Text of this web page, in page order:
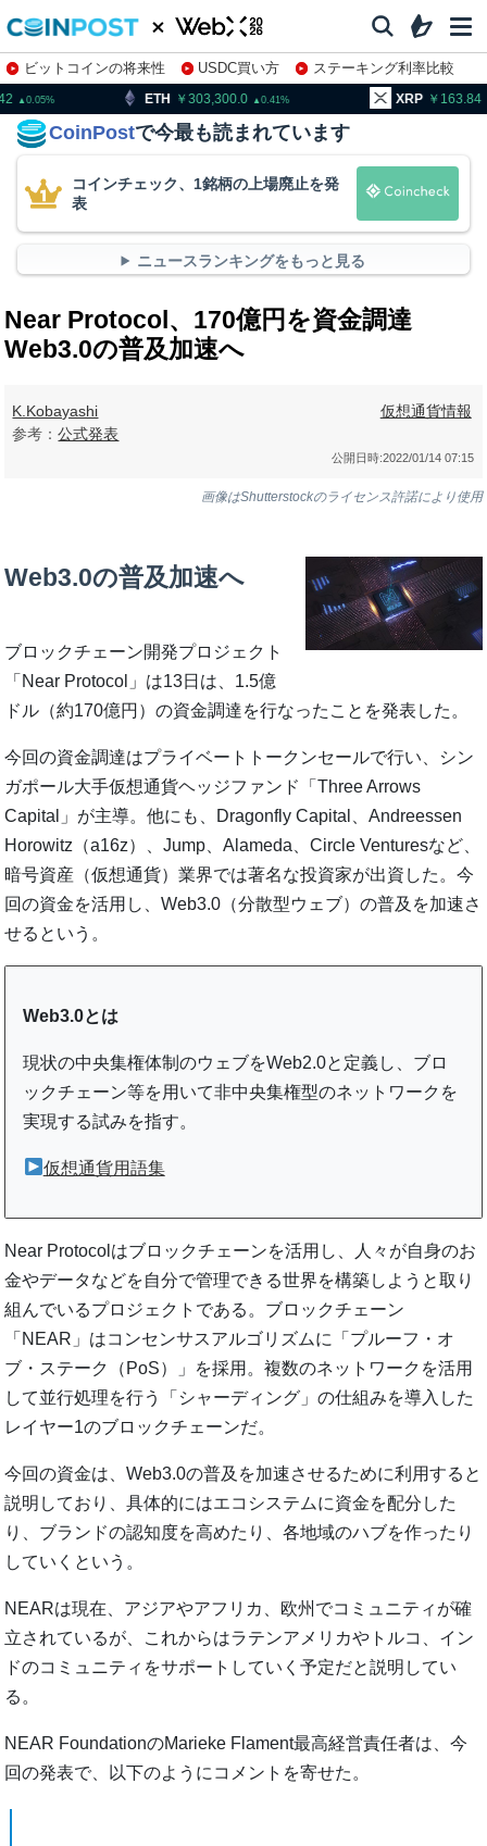
ビットコインの将来性 USDC買い方
ステーキング利率比較
株特集・関連銘柄
303,300.0 XRP 163.84
CoinPostで今最も読まれています
コインチェック、1銘柄の上場廃止を発
表
ニュースランキングをもっと見る
Near Protocol、170億円を資金調達
Web3.0の普及加速へ
K.Kobayashi
参考：公式発表
仮想通貨情報
公開日時:2022/01/14 07:15
画像はShutterstockのライセンス許諾により使用
Web3.0の普及加速へ
ブロックチェーン開発プロジェクト
「Near Protocol」は13日は、1.5億
ドル（約170億円）の資金調達を行なったことを発表した。
今回の資金調達はプライベートトークンセールで行い、シン
ガポール大手仮想通貨ヘッジファンド「Three Arrows
Capital」が主導。他にも、Dragonfly Capital、Andreessen
Horowitz（a16z）、Jump、Alameda、Circle Venturesなど、
暗号資産（仮想通貨）業界では著名な投資家が出資した。今
回の資金を活用し、Web3.0（分散型ウェブ）の普及を加速さ
せるという。
Web3.0とは
現状の中央集権体制のウェブをWeb2.0と定義し、ブロ
ックチェーン等を用いて非中央集権型のネットワークを
実現する試みを指す。
仮想通貨用語集
Near Protocolはブロックチェーンを活用し、人々が自身のお
金やデータなどを自分で管理できる世界を構築しようと取り
組んでいるプロジェクトである。ブロックチェーン
「NEAR」はコンセンサスアルゴリズムに「プルーフ・オ
ブ・ステーク（PoS）」を採用。複数のネットワークを活用
して並行処理を行う「シャーディング」の仕組みを導入した
レイヤー1のブロックチェーンだ。
今回の資金は、Web3.0の普及を加速させるために利用すると
説明しており、具体的にはエコシステムに資金を配分した
り、ブランドの認知度を高めたり、各地域のハブを作ったり
していくという。
NEARは現在、アジアやアフリカ、欧州でコミュニティが確
立されているが、これからはラテンアメリカやトルコ、イン
ドのコミュニティをサポートしていく予定だと説明してい
る。
NEAR FoundationのMarieke Flament最高経営責任者は、今
回の発表で、以下のようにコメントを寄せた。